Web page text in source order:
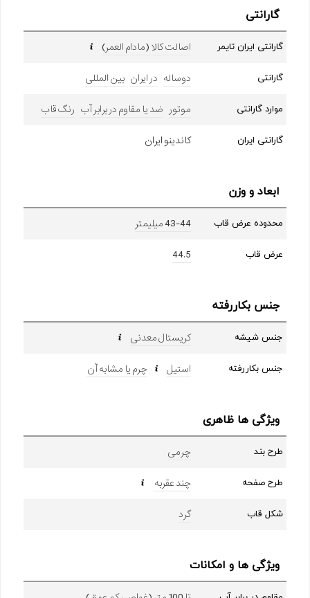
گارانتی
گارانتی ایران تایمر اصالت کالا (مادام العمر)
گارانتی دوساله در ایران بین المللی
موارد گارانتی موتور ضد یا مقاوم در برابر آب رنگ قاب
گارانتی ایران کاندینو ایران
ابعاد و وزن
محدوده عرض قاب 43-44 میلیمتر
عرض قاب 44.5
جنس بکاررفته
جنس شیشه کریستال معدنی
جنس بکاررفته استیل چرم یا مشابه آن
ویژگی ها ظاهری
طرح بند چرمی
طرح صفحه چند عقربه
شکل قاب گرد
ویژگی ها و امکانات